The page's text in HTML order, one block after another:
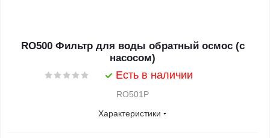
RO500 Фильтр для воды обратный осмос (с
насосом)
Есть в наличии
RO501P
Характеристики